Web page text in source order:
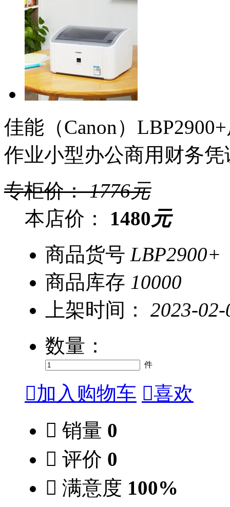
佳能（Canon）
作业小型办公商用财务
专柜价：1776元
本店价：
1480元
商品货号 LBP2900+
商品库存 10000
上架时间：
2023-02-
数量：
件
加入购物车 喜欢
 销量 0
 评价 0
 满意度 100%